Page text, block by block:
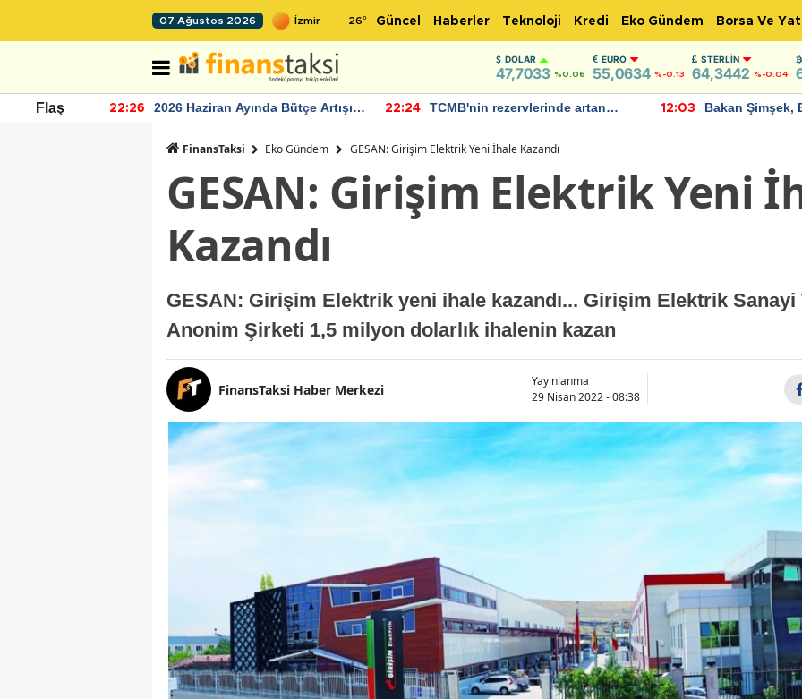
07 Ağustos 2026 26° Güncel Haberler Teknoloji Kredi Eko Gündem Borsa Ve
DOLAR
47,7033 %0.06
EURO
55,0634 %-0.13
STERLIN
64,3442 %-0.04
Flaş 22:26
2026 Haziran Ayında Bütçe Artışı
22:24
TCMB'nin rezervlerinde artan
12:03
Bakan Şimşek,
FinansTaksi Eko Gündem GESAN: Girişim Elektrik Yeni İhale Kazandı
GESAN: Girişim Elektrik Yeni
Kazandı
GESAN: Girişim Elektrik yeni ihale kazandı... Girişim Elektrik Sanayi
Anonim Şirketi 1,5 milyon dolarlık ihalenin kazan
FinansTaksi Haber Merkezi
Yayınlanma
29 Nisan 2022 - 08:38